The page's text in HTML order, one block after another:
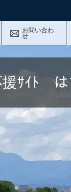
お問い合わ
せ
援ｻｲﾄ